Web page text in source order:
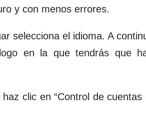
y con menos errores.
selecciona el idioma. A
en la que tendrás que
clic en “Control de cuentas